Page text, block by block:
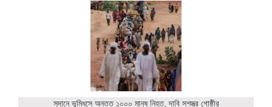
সুদানে ভূমিধসে অন্তত ১০০০ মানুষ নিহত, দাবি সশস্ত্র গোষ্ঠীর